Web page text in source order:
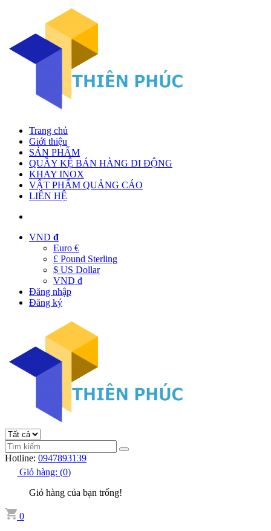
Trang chủ
Giới thiệu
SẢN PHẨM
QUẦY KỆ BÁN HÀNG DI ĐỘNG
KHAY INOX
VẬT PHẨM QUẢNG CÁO
LIÊN HỆ
VND đ
Euro €
£ Pound Sterling
$ US Dollar
VND đ
Đăng nhập
Đăng ký
Hotline: 0947893139
Giỏ hàng: (0)
Giỏ hàng của bạn trống!
0